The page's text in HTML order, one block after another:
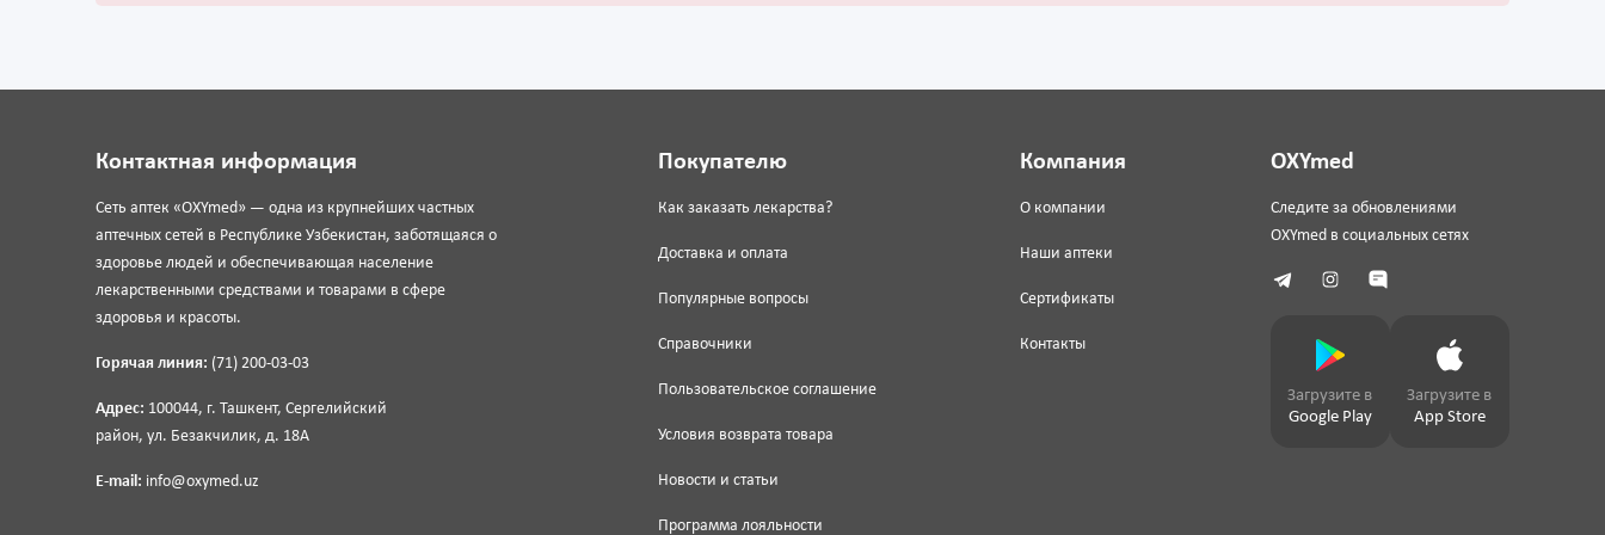
Контактная информация
Сеть аптек «OXYmed» — одна из крупнейших частных
аптечных сетей в Республике Узбекистан, заботящаяся о
здоровье людей и обеспечивающая население
лекарственными средствами и товарами в сфере
здоровья и красоты.
Горячая линия: (71) 200-03-03
Адрес: 100044, г. Ташкент, Сергелийский
район, ул. Безакчилик, д. 18А
E-mail: info@oxymed.uz
Покупателю
Как заказать лекарства?
Доставка и оплата
Популярные вопросы
Справочники
Пользовательское соглашение
Условия возврата товара
Новости и статьи
Программа лояльности
Компания
О компании
Наши аптеки
Сертификаты
Контакты
OXYmed
Следите за обновлениями
OXYmed в социальных сетях
Загрузите в
Google Play
Загрузите в
App Store